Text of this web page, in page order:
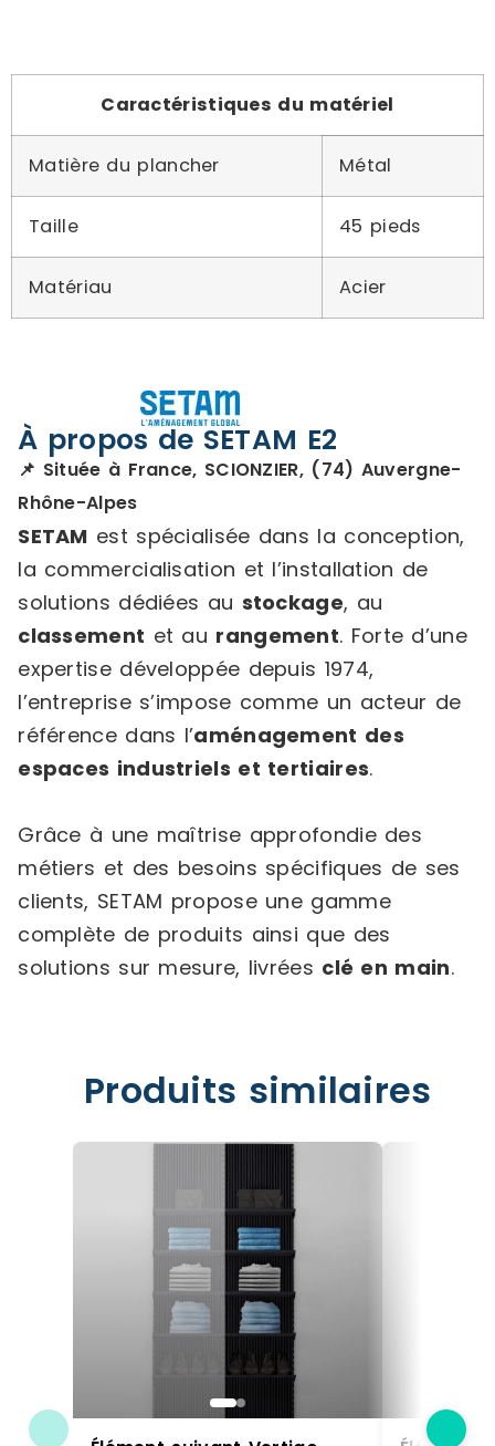
Caractéristiques du matériel
Matière du plancher Métal
Taille 45 pieds
Matériau Acier
À propos de SETAM E2
📌 Située à France, SCIONZIER, (74) Auvergne-
Rhône-Alpes
SETAM est spécialisée dans la conception,
la commercialisation et l’installation de
solutions dédiées au stockage, au
classement et au rangement. Forte d’une
expertise développée depuis 1974,
l’entreprise s’impose comme un acteur de
référence dans l’aménagement des
espaces industriels et tertiaires.
Grâce à une maîtrise approfondie des
métiers et des besoins spécifiques de ses
clients, SETAM propose une gamme
complète de produits ainsi que des
solutions sur mesure, livrées clé en main.
Produits similaires